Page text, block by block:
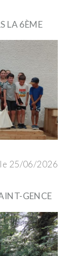
LA 6ÈME
25/06/2026
GENCE